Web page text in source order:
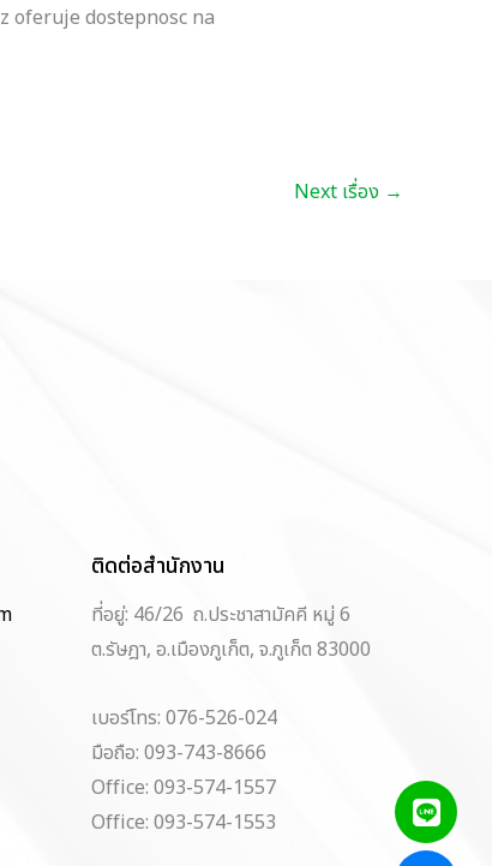
oferuje dostepnosc na
Next เรื่อง →
ติดต่อสำนักงาน
ที่อยู่: 46/26 ถ.ประชาสามัคคี หมู่ 6
ต.รัษฎา, อ.เมืองภูเก็ต, จ.ภูเก็ต 83000
เบอร์โทร: 076-526-024
มือถือ: 093-743-8666
Office: 093-574-1557
Office: 093-574-1553